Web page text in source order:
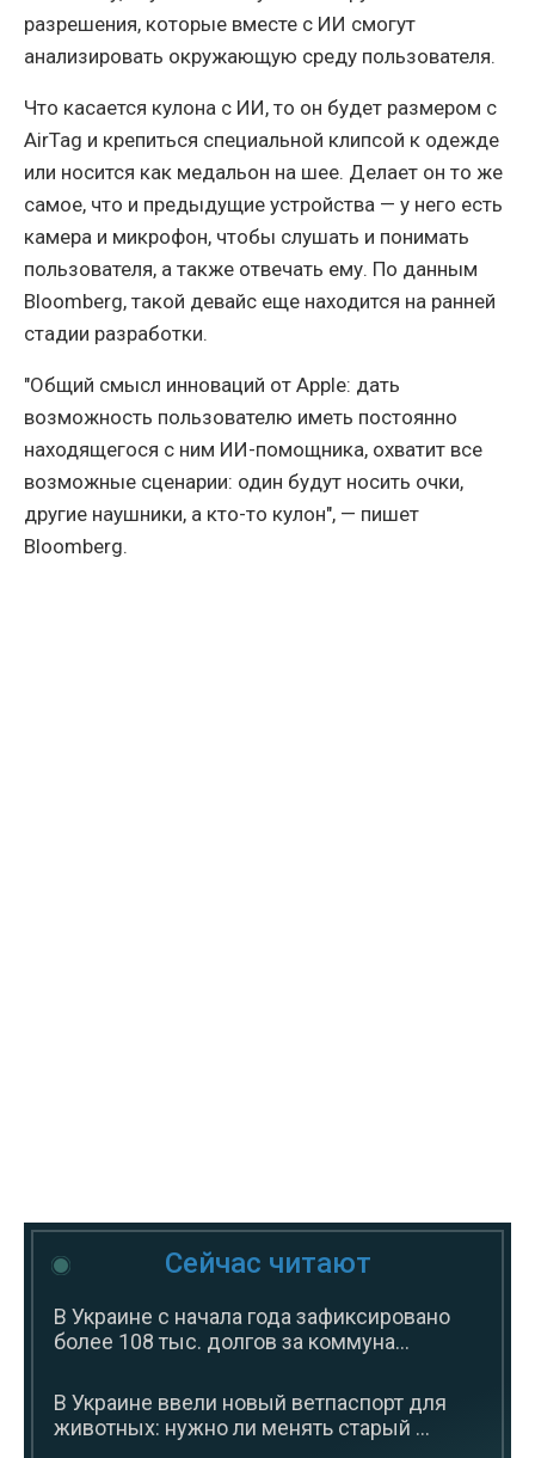
разрешения, которые вместе с ИИ смогут
анализировать окружающую среду пользователя.
Что касается кулона с ИИ, то он будет размером с
AirTag и крепиться специальной клипсой к одежде
или носится как медальон на шее. Делает он то же
самое, что и предыдущие устройства — у него есть
камера и микрофон, чтобы слушать и понимать
пользователя, а также отвечать ему. По данным
Bloomberg, такой девайс еще находится на ранней
стадии разработки.
"Общий смысл инноваций от Apple: дать
возможность пользователю иметь постоянно
находящегося с ним ИИ-помощника, охватит все
возможные сценарии: один будут носить очки,
другие наушники, а кто-то кулон", — пишет
Bloomberg.
Сейчас читают
В Украине с начала года зафиксировано
более 108 тыс. долгов за коммуна...
В Украине ввели новый ветпаспорт для
животных: нужно ли менять старый ...